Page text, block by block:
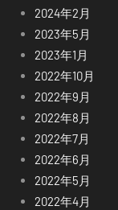
2024年2月
2023年5月
2023年1月
2022年10月
2022年9月
2022年8月
2022年7月
2022年6月
2022年5月
2022年4月